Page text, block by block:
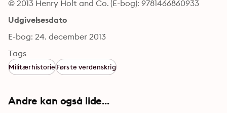
© 2013 Henry Holt and Co. (E-bog): 9781466860933
Udgivelsesdato
E-bog: 24. december 2013
Tags
MilitærhistorieFørste verdenskrig
Andre kan også lide...